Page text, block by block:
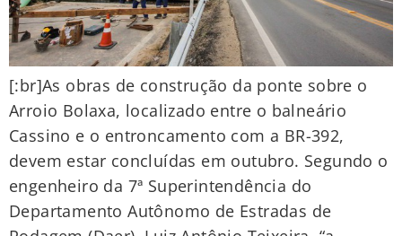
[:br]As obras de construção da ponte sobre o
Arroio Bolaxa, localizado entre o balneário
Cassino e o entroncamento com a BR-392,
devem estar concluídas em outubro. Segundo o
engenheiro da 7ª Superintendência do
Departamento Autônomo de Estradas de